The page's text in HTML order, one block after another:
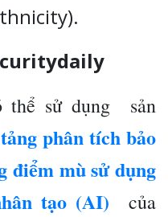
thể sử dụng sản
phân tích bảo
điểm mù sử dụng
tạo (AI) của